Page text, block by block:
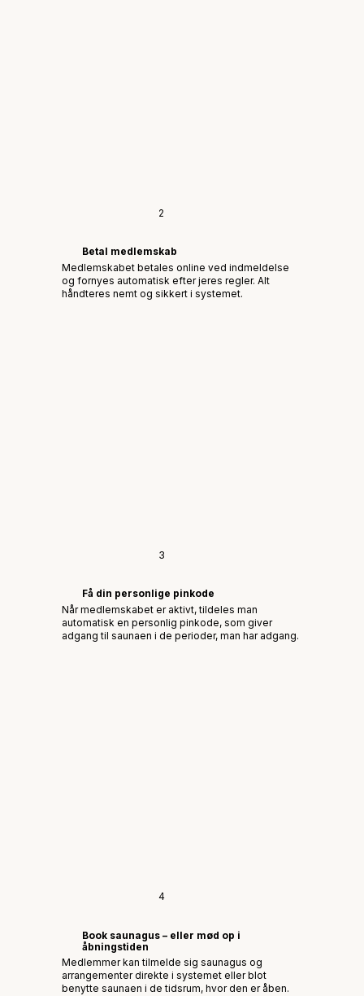
Betal medlemskab
Medlemskabet betales online ved indmeldelse
og fornyes automatisk efter jeres regler. Alt
håndteres nemt og sikkert i systemet.
2
Få din personlige pinkode
Når medlemskabet er aktivt, tildeles man
automatisk en personlig pinkode, som giver
adgang til saunaen i de perioder, man har adgang.
3
Book saunagus – eller mød op i
åbningstiden
Medlemmer kan tilmelde sig saunagus og
arrangementer direkte i systemet eller blot
benytte saunaen i de tidsrum, hvor den er åben.
4